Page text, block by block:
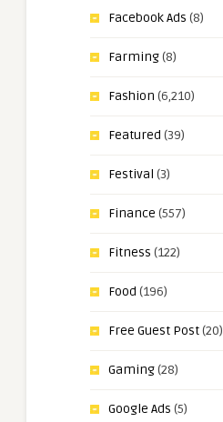
Facebook Ads (8)
Farming(8)
Fashion (6,210)
Featured (39)
Festival (3)
Finance (557)
Fitness (122)
Food (196)
Free Guest Post(20)
Gaming(28)
Google Ads (5)